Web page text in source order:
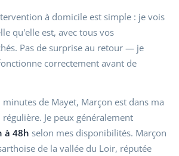
à domicile est simple : je vois
qu'elle est, avec tous vos
Pas de surprise au retour — je
correctement avant de
de Mayet, Marçon est dans ma
Je peux généralement
à 48h selon mes disponibilités. Marçon
de la vallée du Loir, réputée